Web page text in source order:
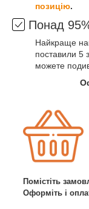
позицію.
Понад 95%
Найкраще
поставили 5
можете
Помістіть
Оформіть і